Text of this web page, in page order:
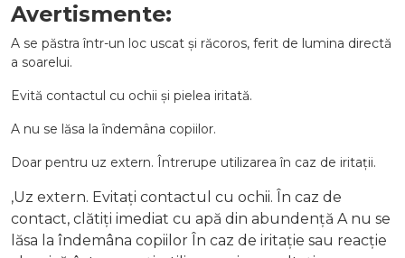
Avertismente:
A se păstra într-un loc uscat și răcoros, ferit de lumina directă
a soarelui.
Evită contactul cu ochii și pielea iritată.
A nu se lăsa la îndemâna copiilor.
Doar pentru uz extern. Întrerupe utilizarea în caz de iritații.
,Uz extern. Evitați contactul cu ochii. În caz de
contact, clătiți imediat cu apă din abundență A nu se
lăsa la îndemâna copiilor În caz de iritație sau reacție